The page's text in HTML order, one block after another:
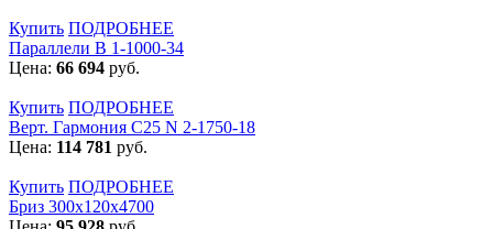
Купить ПОДРОБНЕЕ
Параллели В 1-1000-34
Цена: 66 694 руб.
Купить ПОДРОБНЕЕ
Верт. Гармония С25 N 2-1750-18
Цена: 114 781 руб.
Купить ПОДРОБНЕЕ
Бриз 300х120х4700